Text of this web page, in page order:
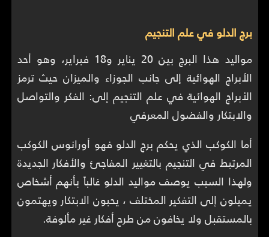
برج الدلو في علم التنجيم
مواليد هذا البرج بين 20 يناير و18 فبراير، وهو أحد
الأبراج الهوائية إلى جانب الجوزاء والميزان حيث ترمز
الأبراج الهوائية في علم التنجيم إلى: الفكر والتواصل
والابتكار والفضول المعرفي
أما الكوكب الذي يحكم برج الدلو فهو أورانوس الكوكب
المرتبط في التنجيم بالتغيير المفاجئ والأفكار الجديدة
ولهذا السبب يوصف مواليد الدلو غالباً بأنهم أشخاص
يميلون إلى التفكير المختلف ، يحبون الابتكار ويهتمون
بالمستقبل ولا يخافون من طرح أفكار غير مألوفة.